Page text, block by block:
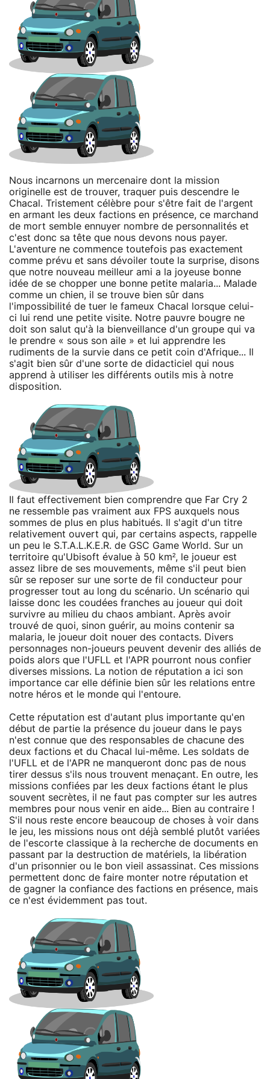
Nous incarnons un mercenaire dont la mission
originelle est de trouver, traquer puis descendre le
Chacal. Tristement célèbre pour s'être fait de l'argent
en armant les deux factions en présence, ce marchand
de mort semble ennuyer nombre de personnalités et
c'est donc sa tête que nous devons nous payer.
L'aventure ne commence toutefois pas exactement
comme prévu et sans dévoiler toute la surprise, disons
que notre nouveau meilleur ami a la joyeuse bonne
idée de se chopper une bonne petite malaria... Malade
comme un chien, il se trouve bien sûr dans
l'impossibilité de tuer le fameux Chacal lorsque celui-
ci lui rend une petite visite. Notre pauvre bougre ne
doit son salut qu'à la bienveillance d'un groupe qui va
le prendre « sous son aile » et lui apprendre les
rudiments de la survie dans ce petit coin d'Afrique... Il
s'agit bien sûr d'une sorte de didacticiel qui nous
apprend à utiliser les différents outils mis à notre
disposition.
Il faut effectivement bien comprendre que Far Cry 2
ne ressemble pas vraiment aux FPS auxquels nous
sommes de plus en plus habitués. Il s'agit d'un titre
relativement ouvert qui, par certains aspects, rappelle
un peu le S.T.A.L.K.E.R. de GSC Game World. Sur un
territoire qu'Ubisoft évalue à 50 km², le joueur est
assez libre de ses mouvements, même s'il peut bien
sûr se reposer sur une sorte de fil conducteur pour
progresser tout au long du scénario. Un scénario qui
laisse donc les coudées franches au joueur qui doit
survivre au milieu du chaos ambiant. Après avoir
trouvé de quoi, sinon guérir, au moins contenir sa
malaria, le joueur doit nouer des contacts. Divers
personnages non-joueurs peuvent devenir des alliés de
poids alors que l'UFLL et l'APR pourront nous confier
diverses missions. La notion de réputation a ici son
importance car elle définie bien sûr les relations entre
notre héros et le monde qui l'entoure.
Cette réputation est d'autant plus importante qu'en
début de partie la présence du joueur dans le pays
n'est connue que des responsables de chacune des
deux factions et du Chacal lui-même. Les soldats de
l'UFLL et de l'APR ne manqueront donc pas de nous
tirer dessus s'ils nous trouvent menaçant. En outre, les
missions confiées par les deux factions étant le plus
souvent secrètes, il ne faut pas compter sur les autres
membres pour nous venir en aide... Bien au contraire !
S'il nous reste encore beaucoup de choses à voir dans
le jeu, les missions nous ont déjà semblé plutôt variées
de l'escorte classique à la recherche de documents en
passant par la destruction de matériels, la libération
d'un prisonnier ou le bon vieil assassinat. Ces missions
permettent donc de faire monter notre réputation et
de gagner la confiance des factions en présence, mais
ce n'est évidemment pas tout.